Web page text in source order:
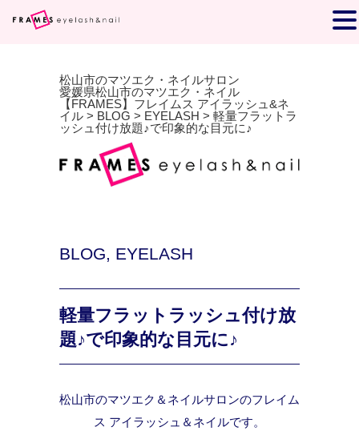
松山市のマツエク・ネイルサロン
愛媛県松山市のマツエク・ネイル
【FRAMES】フレイムス アイラッシュ&ネ
イル > BLOG > EYELASH > 軽量フラットラ
ッシュ付け放題♪で印象的な目元に♪
BLOG, EYELASH
軽量フラットラッシュ付け放
題♪で印象的な目元に♪
松山市のマツエク＆ネイルサロンのフレイム
ス アイラッシュ＆ネイルです。